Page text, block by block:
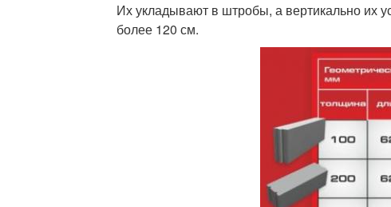
Их укладывают в штробы, а вертикально их
более 120 см.